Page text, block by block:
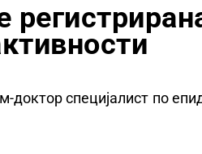
специјалист по